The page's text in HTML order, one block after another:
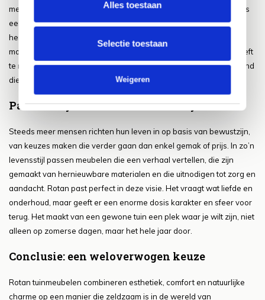
Alles toestaan
Selectie toestaan
Weigeren
meubelen staan, voelt als een verlengde van je woonkamer. Het is
een plek waar niet alleen gegeten of gerust wordt, maar waar
herinneringen ontstaan. De sfeer die rotan met zich meebrengt is
moeilijk in woorden te vatten, maar gemakkelijk te voelen. Het heeft
te maken met textuur, lichtval, kleuren en het zachte geluid van wind
die door de meubels waait.
Passend bij een bewuste levensstijl
Steeds meer mensen richten hun leven in op basis van bewustzijn,
van keuzes maken die verder gaan dan enkel gemak of prijs. In zo’n
levensstijl passen meubelen die een verhaal vertellen, die zijn
gemaakt van hernieuwbare materialen en die uitnodigen tot zorg en
aandacht. Rotan past perfect in deze visie. Het vraagt wat liefde en
onderhoud, maar geeft er een enorme dosis karakter en sfeer voor
terug. Het maakt van een gewone tuin een plek waar je wilt zijn, niet
alleen op zomerse dagen, maar het hele jaar door.
Conclusie: een weloverwogen keuze
Rotan tuinmeubelen combineren esthetiek, comfort en natuurlijke
charme op een manier die zeldzaam is in de wereld van